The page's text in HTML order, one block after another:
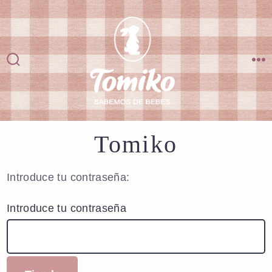
Saltar
al
contenido
Alternar
la
búsqueda
Tomiko
Introduce tu contraseña:
Introduce tu contraseña